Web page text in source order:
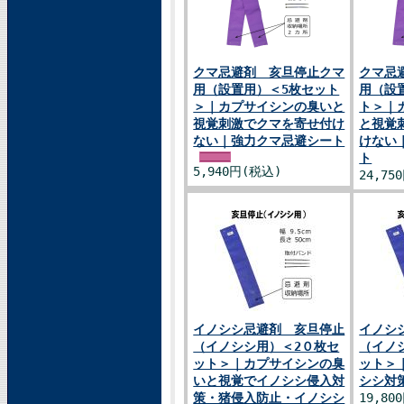
クマ忌避剤 亥旦停止クマ
用（設置用）＜5枚セット
＞｜カプサイシンの臭いと
視覚刺激でクマを寄せ付け
ない｜強力クマ忌避シート
5,940円(税込)
クマ忌
用（設
ト＞｜
と視覚
けない
ト
イノシシ忌避剤 亥旦停止
（イノシシ用）＜2０枚セ
ット＞｜カプサイシンの臭
いと視覚でイノシシ侵入対
策・猪侵入防止・イノシシ
イノシ
（イ
ット＞
シシ対